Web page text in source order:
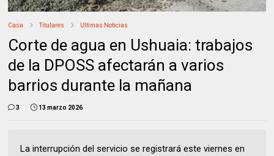
Casa Titulares Ultimas Noticias
Corte de agua en Ushuaia: trabajos
de la DPOSS afectarán a varios
barrios durante la mañana
3 13 marzo 2026
La interrupción del servicio se registrará este viernes en